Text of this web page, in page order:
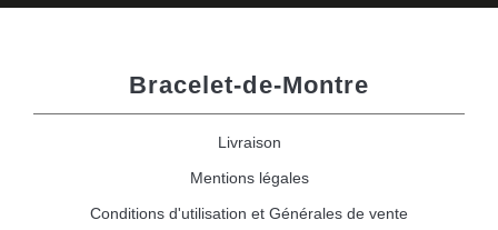
Bracelet-de-Montre
Livraison
Mentions légales
Conditions d'utilisation et Générales de vente